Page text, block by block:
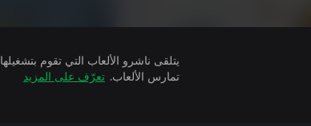
تمارس الألعاب. تعرّف على المزيد